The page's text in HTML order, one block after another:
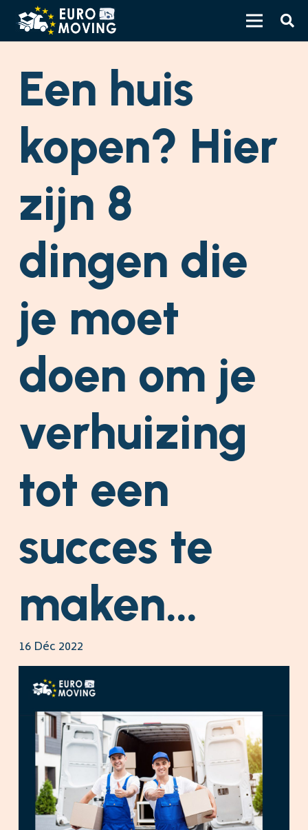
Een huis
kopen? Hier
zijn 8
dingen die
je moet
doen om je
verhuizing
tot een
succes te
maken…
16 Déc 2022